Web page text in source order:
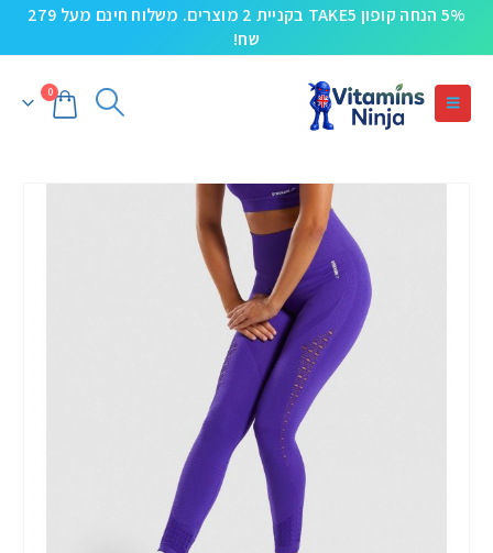
5% הנחה קופון TAKE5 בקניית 2 מוצרים. משלוח חינם מעל 279
שח!
0